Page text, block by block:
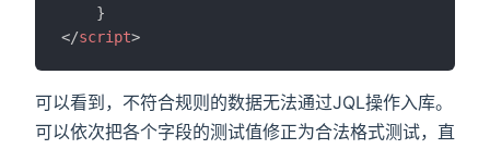
}
</script>
可以看到，不符合规则的数据无法通过JQL操作入库。
可以依次把各个字段的测试值修正为合法格式测试，直